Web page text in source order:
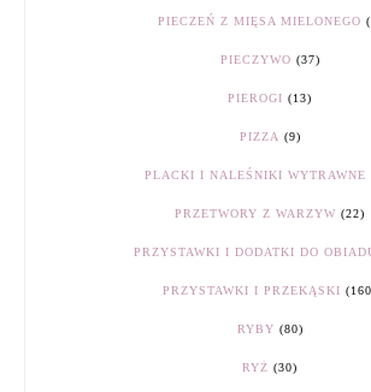
PIECZEŃ Z MIĘSA MIELONEGO
PIECZYWO (37)
PIEROGI (13)
PIZZA (9)
PLACKI I NALEŚNIKI WYTRAWNE
PRZETWORY Z WARZYW (22)
PRZYSTAWKI I DODATKI DO
PRZYSTAWKI I PRZEKĄSKI
RYBY (80)
RYŻ (30)